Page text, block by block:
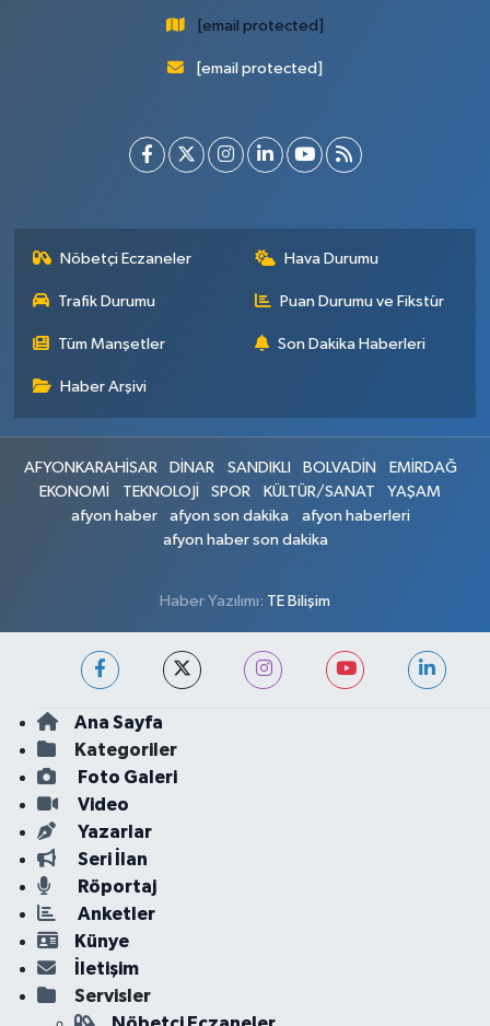
[email protected]
[email protected]
Nöbetçi Eczaneler Hava Durumu
Trafik Durumu Puan Durumu ve Fikstür
Tüm Manşetler Son Dakika Haberleri
Haber Arşivi
AFYONKARAHİSAR DİNAR SANDIKLI BOLVADİN
EMİRDAĞ
EKONOMİ
TEKNOLOJİ SPOR KÜLTÜR/SANAT
YAŞAM
afyon haber
afyon son dakika
afyon haberleri
afyon haber son dakika
Haber Yazılımı: TE Bilişim
Ana Sayfa
Kategoriler
Foto Galeri
Video
Yazarlar
Seri İlan
Röportaj
Anketler
Künye
İletişim
Servisler